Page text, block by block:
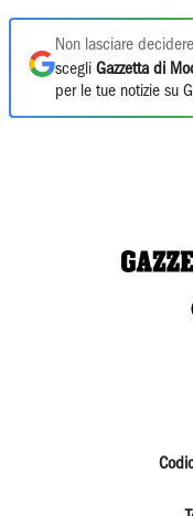
Non lasciare
scegli Gazzetta di
per le tue notizie su